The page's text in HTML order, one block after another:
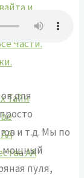
и
Исцелению.
Части.
Тайн
АА
для
и т.д. Мы по
мощный
пуля,